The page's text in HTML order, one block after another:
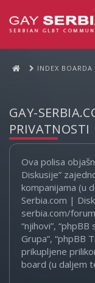
INDEX BOARDA
GAY-
PRIVATNOSTI
Ova polisa
Diskusije”
kompanijama (u
Serbia.com |
serbia.com/
“njihovi”,
Grupa”, “phpBB
prikupljene
board (u daljem